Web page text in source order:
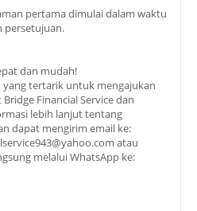
pertama dimulai dalam waktu
persetujuan.
dan mudah!
yang tertarik untuk mengajukan
Financial Service dan
lebih lanjut tentang
dapat mengirim email ke:
atau
melalui WhatsApp ke: